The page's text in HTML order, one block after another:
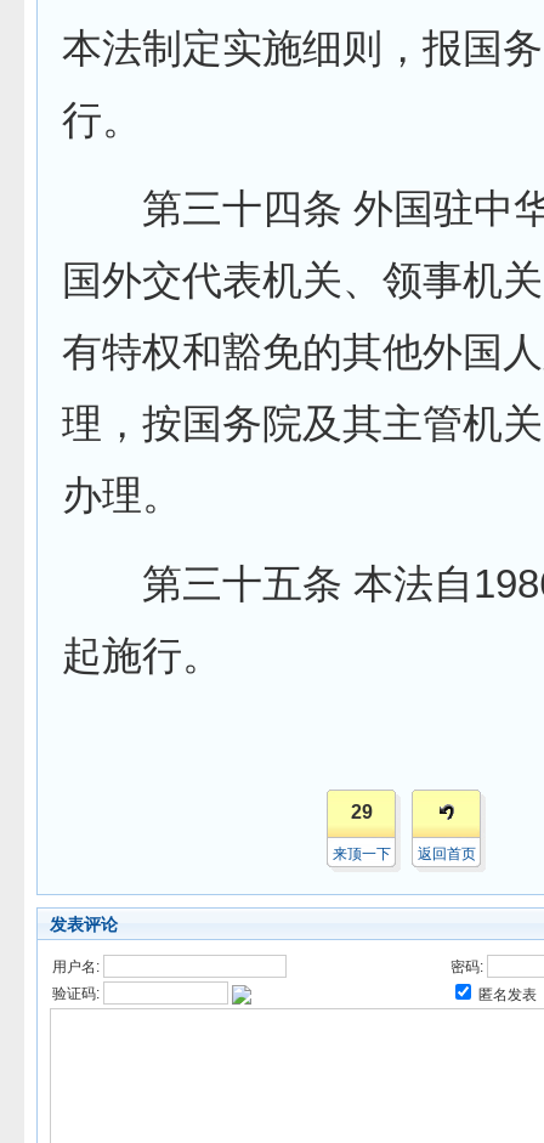
本法制定实施细则，报国
行。
第三十四条 外国驻中
国外交代表机关、领事机
有特权和豁免的其他外国
理，按国务院及其主管机
办理。
第三十五条 本法自
起施行。
29
来顶一下 返回首页
发表评论
用户名:
密码:
验证码:
匿名发表